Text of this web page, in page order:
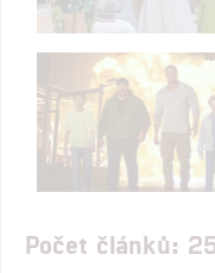
Počet článků: